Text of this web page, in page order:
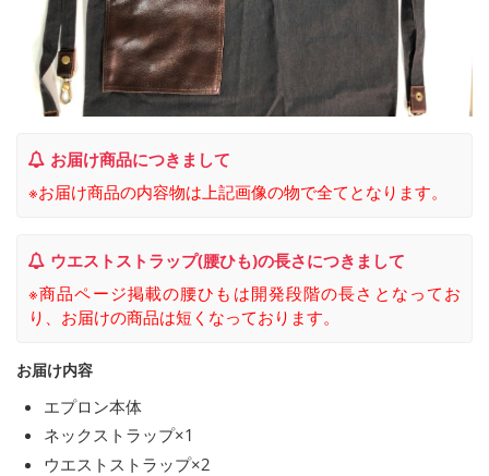
お届け商品につきまして
※お届け商品の内容物は上記画像の物で全てとなります。
ウエストストラップ(腰ひも)の長さにつきまして
※商品ページ掲載の腰ひもは開発段階の長さとなってお
り、お届けの商品は短くなっております。
お届け内容
エプロン本体
ネックストラップ×1
ウエストストラップ×2